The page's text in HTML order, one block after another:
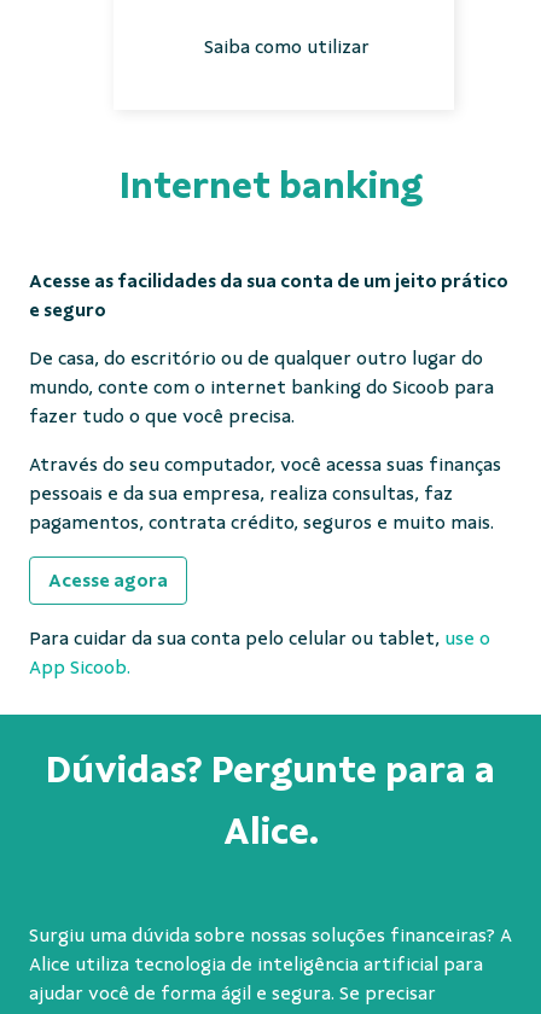
Saiba como utilizar
Internet banking
Acesse as facilidades da sua conta de um jeito prático
e seguro
De casa, do escritório ou de qualquer outro lugar do
mundo, conte com o internet banking do Sicoob para
fazer tudo o que você precisa.
Através do seu computador, você acessa suas finanças
pessoais e da sua empresa, realiza consultas, faz
pagamentos, contrata crédito, seguros e muito mais.
Acesse agora
Para cuidar da sua conta pelo celular ou tablet, use o
App Sicoob.
Dúvidas? Pergunte para a
Alice.
Surgiu uma dúvida sobre nossas soluções financeiras? A
Alice utiliza tecnologia de inteligência artificial para
ajudar você de forma ágil e segura. Se precisar